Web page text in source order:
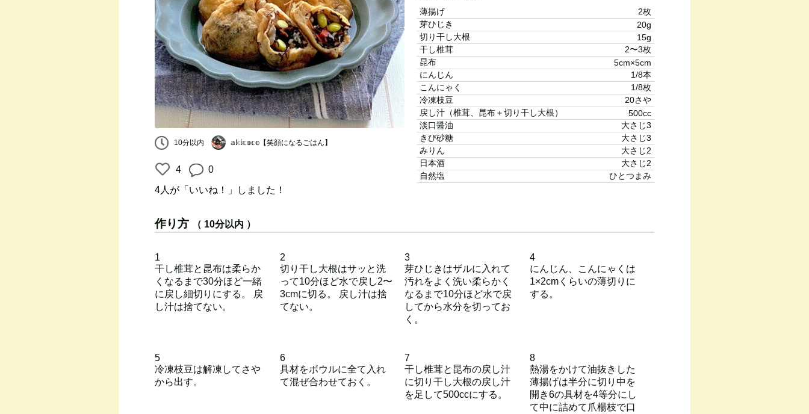
10分以内 𝕒𝕜𝕚𝕔𝕠𝕔𝕠【笑顔になるごはん】
4 0
4人 が「いいね！」しました！
薄揚げ
2枚
芽ひじき
20g
切り干し大根
15g
干し椎茸
2〜3枚
昆布
5cm×5cm
にんじん
1/8本
こんにゃく
1/8枚
冷凍枝豆
20さや
戻し汁（椎茸、昆布＋切り干し大根）
500cc
淡口醤油
大さじ3
きび砂糖
大さじ3
みりん
大さじ2
日本酒
大さじ2
自然塩
ひとつまみ
作り方 （ 10分以内 ）
1
干し椎茸と昆布は柔らか
くなるまで30分ほど一緒
に戻し細切りにする。 戻
し汁は捨てない。
2
切り干し大根はサッと洗
って10分ほど水で戻し2〜
3cmに切る。 戻し汁は捨
てない。
3
芽ひじきはザルに入れて
汚れをよく洗い柔らかく
なるまで10分ほど水で戻
してから水分を切ってお
く。
4
にんじん、こんにゃくは
1×2cmくらいの薄切りに
する。
5
冷凍枝豆は解凍してさや
から出す。
6
具材をボウルに全て入れ
て混ぜ合わせておく。
7
干し椎茸と昆布の戻し汁
に切り干し大根の戻し汁
を足して500ccにする。
8
熱湯をかけて油抜きした
薄揚げは半分に切り中を
開き6の具材を4等分にし
て中に詰めて爪楊枝で口